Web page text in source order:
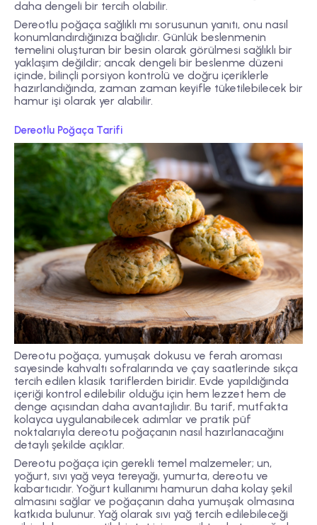
daha dengeli bir tercih olabilir.
Dereotlu poğaça sağlıklı mı sorusunun yanıtı, onu nasıl
konumlandırdığınıza bağlıdır. Günlük beslenmenin
temelini oluşturan bir besin olarak görülmesi sağlıklı bir
yaklaşım değildir; ancak dengeli bir beslenme düzeni
içinde, bilinçli porsiyon kontrolü ve doğru içeriklerle
hazırlandığında, zaman zaman keyifle tüketilebilecek bir
hamur işi olarak yer alabilir.
Dereotlu Poğaça Tarifi
Dereotu poğaça, yumuşak dokusu ve ferah aroması
sayesinde kahvaltı sofralarında ve çay saatlerinde sıkça
tercih edilen klasik tariflerden biridir. Evde yapıldığında
içeriği kontrol edilebilir olduğu için hem lezzet hem de
denge açısından daha avantajlıdır. Bu tarif, mutfakta
kolayca uygulanabilecek adımlar ve pratik püf
noktalarıyla dereotu poğaçanın nasıl hazırlanacağını
detaylı şekilde açıklar.
Dereotu poğaça için gerekli temel malzemeler; un,
yoğurt, sıvı yağ veya tereyağı, yumurta, dereotu ve
kabartıcıdır. Yoğurt kullanımı hamurun daha kolay şekil
almasını sağlar ve poğaçanın daha yumuşak olmasına
katkıda bulunur. Yağ olarak sıvı yağ tercih edilebileceği